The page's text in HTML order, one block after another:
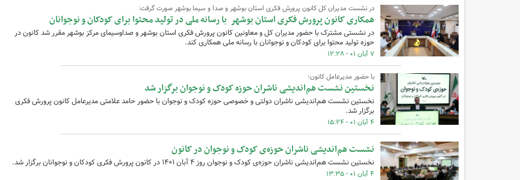
در نشست مدیران کل کانون پرورش فکری استان بوشهر و صدا و سیما بوشهر صورت گرفت:
همکاری کانون پرورش فکری استان بوشهر با رسانه ملی در تولید محتوا برای کودکان و نوجوانان
در نشستی مشترک با حضور مدیران کل و معاونین کانون پرورش فکری استان بوشهر و صداوسیمای مرکز بوشهر مقرر شد کانون در
حوزه تولید محتوا برای کودکان و نوجوانان با رسانه ملی همکاری کند.
۷ آبان ۰۱ - ۱۲:۲۸
با حضور مدیرعامل کانون؛
نخستین نشست هم‌اندیشی ناشران حوزه کودک و نوجوان برگزار شد
نخستین نشست هم‌اندیشی ناشران دولتی و خصوصی حوزه کودک و نوجوان با حضور حامد علامتی مدیرعامل کانون پرورش فکری
برگزار شد.
۴ آبان ۰۱ - ۱۵:۲۴
نشست هم‌اندیشی ناشران حوزه‌ی کودک و نوجوان در کانون
نخستین نشست هم‌اندیشی ناشران حوزه‌ی کودک و نوجوان روز ۴ آبان ۱۴۰۱ در کانون پرورش فکری کودکان و نوجوانان برگزار شد.
۴ آبان ۰۱ - ۱۳:۳۵